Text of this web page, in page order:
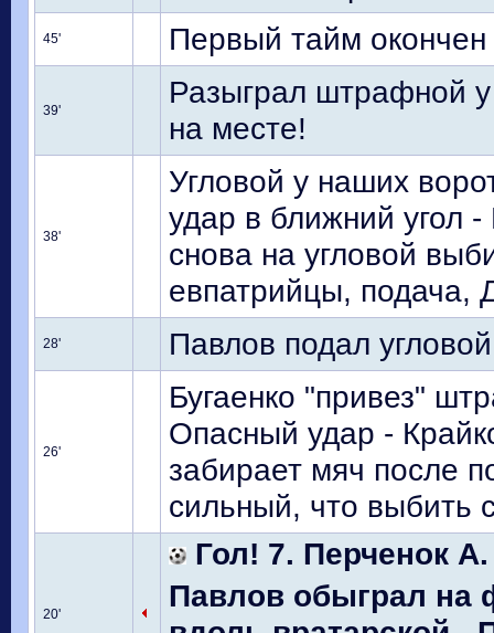
45' Первый тайм окончен
39'
Разыграл штрафной
на месте!
38'
Угловой у наших
удар в ближний угол
снова на угловой
евпатрийцы, подача,
28' Павлов подал
26'
Бугаенко "привез"
Опасный удар -
забирает мяч после
сильный, что выбить
20'
Гол! 7. Перченок А.
Павлов обыграл на